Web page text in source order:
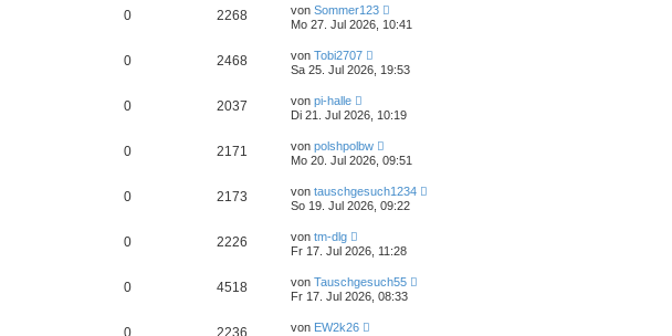
0 2268 von Sommer123
Mo 27. Jul 2026, 10:41
0 2468 von Tobi2707
Sa 25. Jul 2026, 19:53
0 2037 von pi-halle
Di 21. Jul 2026, 10:19
0 2171 von polshpolbw
Mo 20. Jul 2026, 09:51
0 2173 von tauschgesuch1234
So 19. Jul 2026, 09:22
0 2226 von tm-dlg
Fr 17. Jul 2026, 11:28
0 4518 von Tauschgesuch55
Fr 17. Jul 2026, 08:33
0 2236 von EW2k26